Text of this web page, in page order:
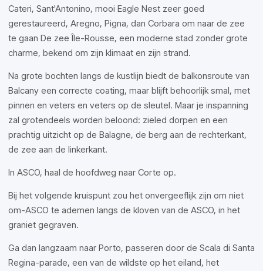
Cateri, Sant'Antonino, mooi Eagle Nest zeer goed
gerestaureerd, Aregno, Pigna, dan Corbara om naar de zee
te gaan De zee Île-Rousse, een moderne stad zonder grote
charme, bekend om zijn klimaat en zijn strand.
Na grote bochten langs de kustlijn biedt de balkonsroute van
Balcany een correcte coating, maar blijft behoorlijk smal, met
pinnen en veters en veters op de sleutel. Maar je inspanning
zal grotendeels worden beloond: zieled dorpen en een
prachtig uitzicht op de Balagne, de berg aan de rechterkant,
de zee aan de linkerkant.
In ASCO, haal de hoofdweg naar Corte op.
Bij het volgende kruispunt zou het onvergeeflijk zijn om niet
om-ASCO te ademen langs de kloven van de ASCO, in het
graniet gegraven.
Ga dan langzaam naar Porto, passeren door de Scala di Santa
Regina-parade, een van de wildste op het eiland, het